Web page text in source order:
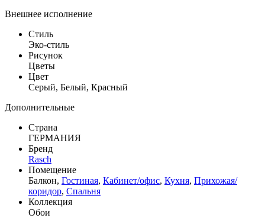
Внешнее исполнение
Стиль
Эко-стиль
Рисунок
Цветы
Цвет
Серый, Белый, Красный
Дополнительные
Страна
ГЕРМАНИЯ
Бренд
Rasch
Помещение
Балкон, Гостиная, Кабинет/офис, Кухня, Прихожая/
коридор, Спальня
Коллекция
Обои